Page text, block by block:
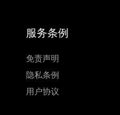
服务条例
免责声明
隐私条例
用户协议